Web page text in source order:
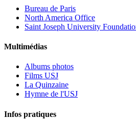
Bureau de Paris
North America Office
Saint Joseph University
Multimédias
Albums photos
Films USJ
La Quinzaine
Hymne de l'USJ
Infos pratiques